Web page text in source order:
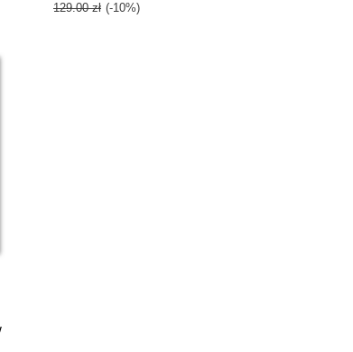
129.00 zł (-10%)